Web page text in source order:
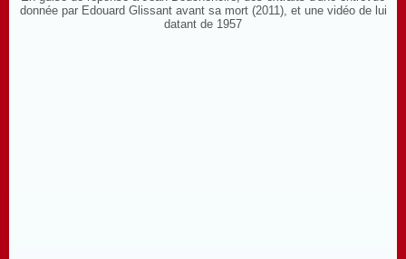
donnée par Edouard Glissant avant sa mort (2011), et une vidéo de lui
datant de 1957